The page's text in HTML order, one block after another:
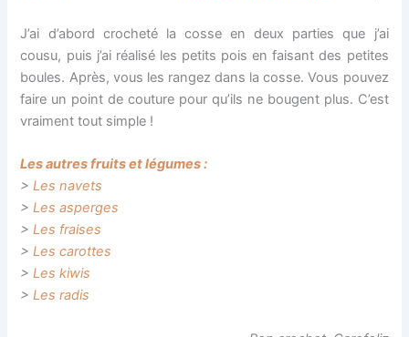
J’ai d’abord crocheté la cosse en deux parties que j’ai
cousu, puis j’ai réalisé les petits pois en faisant des petites
boules. Après, vous les rangez dans la cosse. Vous pouvez
faire un point de couture pour qu’ils ne bougent plus. C’est
vraiment tout simple !
Les autres fruits et légumes :
>Les navets
>Les asperges
>Les fraises
>Les carottes
>Les kiwis
>Les radis